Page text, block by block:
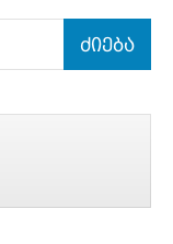
ძიება